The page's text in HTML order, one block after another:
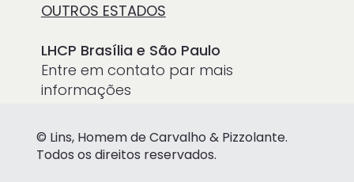
OUTROS ESTADOS
LHCP Brasília e São Paulo
Entre em contato par mais
informações
© Lins, Homem de Carvalho & Pizzolante.
Todos os direitos reservados.